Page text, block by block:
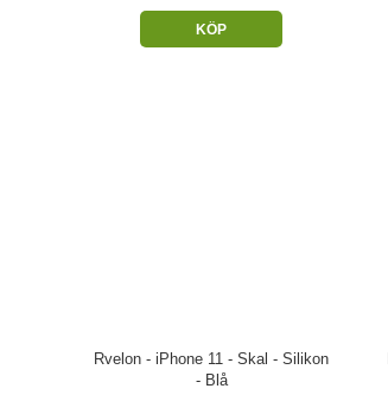
KÖP
Rvelon - iPhone 11 - Skal - Silikon
- Blå